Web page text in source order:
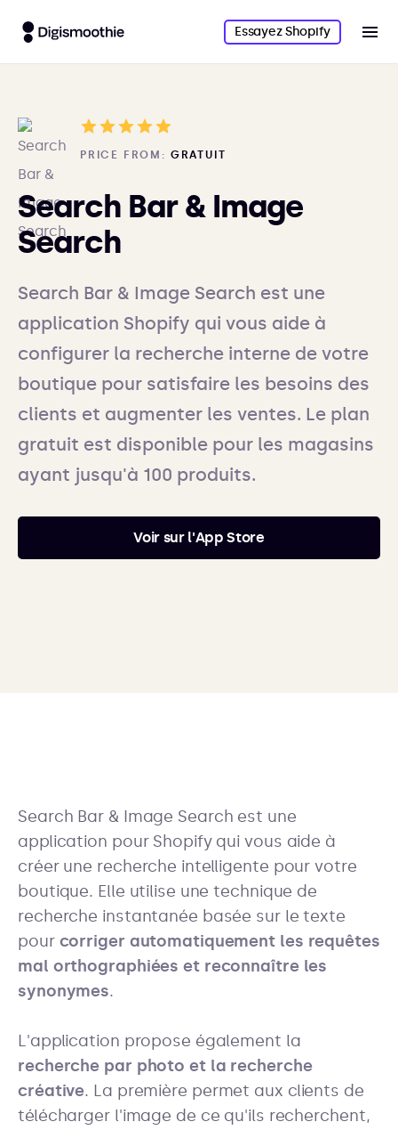
Essayez Shopify
PRICE FROM: GRATUIT
Search Bar & Image
Search
Search Bar & Image Search est une
application Shopify qui vous aide à
configurer la recherche interne de votre
boutique pour satisfaire les besoins des
clients et augmenter les ventes. Le plan
gratuit est disponible pour les magasins
ayant jusqu'à 100 produits.
Voir sur l'App Store
Search Bar & Image Search est une
application pour Shopify qui vous aide à
créer une recherche intelligente pour votre
boutique. Elle utilise une technique de
recherche instantanée basée sur le texte
pour corriger automatiquement les requêtes
mal orthographiées et reconnaître les
synonymes.
L'application propose également la
recherche par photo et la recherche
créative. La première permet aux clients de
télécharger l'image de ce qu'ils recherchent,